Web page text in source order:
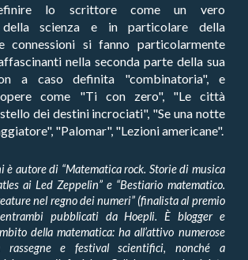
lo scrittore come un vero
della scienza e in particolare della
connessioni si fanno particolarmente
nella seconda parte della sua
a caso definita "combinatoria", e
come "Ti con zero", "Le città
dei destini incrociati", "Se una notte
"Palomar", "Lezioni americane".
è autore di “Matematica rock. Storie di musica
ai Led Zeppelin” e “Bestiario matematico.
nel regno dei numeri” (finalista al premio
pubblicati da Hoepli. È blogger e
della matematica: ha all’attivo numerose
rassegne e festival scientifici, nonché a